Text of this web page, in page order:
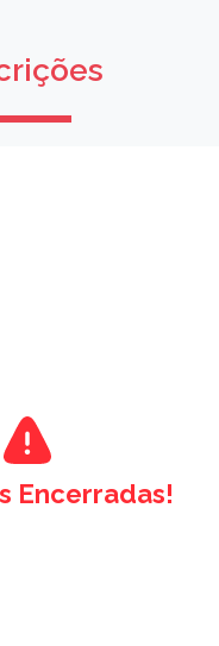
Encerradas!